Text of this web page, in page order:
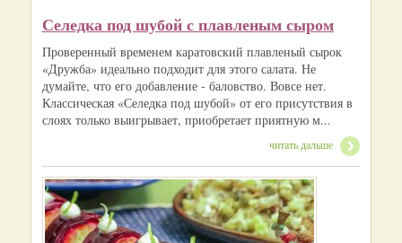
Селедка под шубой с плавленым сыром
Проверенный временем каратовский плавленый сырок
«Дружба» идеально подходит для этого салата. Не
думайте, что его добавление - баловство. Вовсе нет.
Классическая «Селедка под шубой» от его присутствия в
слоях только выигрывает, приобретает приятную м...
читать дальше